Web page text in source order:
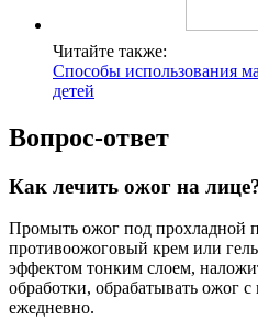
Читайте также:
Способы использования
детей
Вопрос-ответ
Как лечить ожог на
Промыть ожог под прохладной
противоожоговый крем или
эффектом тонким слоем,
обработки, обрабатывать ожог
ежедневно.